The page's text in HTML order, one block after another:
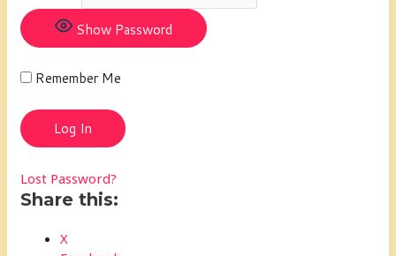
Show Password
Remember Me
Lost Password?
Share this:
X